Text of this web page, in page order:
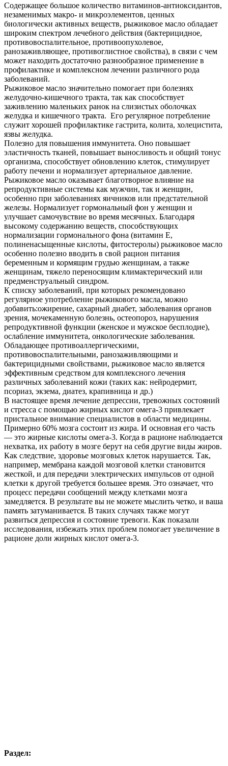
Содержащее большое количество витаминов-антиоксидантов,
незаменимых макро- и микроэлементов, ценных
биологически активных веществ, рыжиковое масло обладает
широким спектром лечебного действия (бактерицидное,
противовоспалительное, противоопухолевое,
ранозаживляющее, противоглистное свойства), в связи с чем
может находить достаточно разнообразное применение в
профилактике и комплексном лечении различного рода
заболеваний.
Рыжиковое масло значительно помогает при болезнях
желудочно-кишечного тракта, так как способствует
заживлению маленьких ранок на слизистых оболочках
желудка и кишечного тракта. Его регулярное потребление
служит хорошей профилактике гастрита, колита, холецистита,
язвы желудка.
Полезно для повышения иммунитета. Оно повышает
эластичность тканей, повышает выносливость и общий тонус
организма, способствует обновлению клеток, стимулирует
работу печени и нормализует артериальное давление.
Рыжиковое масло оказывает благотворное влияние на
репродуктивные системы как мужчин, так и женщин,
особенно при заболеваниях яичников или предстательной
железы. Нормализует гормональный фон у женщин и
улучшает самочувствие во время месячных. Благодаря
высокому содержанию веществ, способствующих
нормализации гормонального фона (витамин Е,
полиненасыщенные кислоты, фитостеролы) рыжиковое масло
особенно полезно вводить в свой рацион питания
беременным и кормящим грудью женщинам, а также
женщинам, тяжело переносящим климактерический или
предменструальный синдром.
К списку заболеваний, при которых рекомендовано
регулярное употребление рыжикового масла, можно
добавить:ожирение, сахарный диабет, заболевания органов
зрения, мочекаменную болезнь, остеопороз, нарушения
репродуктивной функции (женское и мужское бесплодие),
ослабление иммунитета, онкологические заболевания.
Обладающее противоаллергическими,
противовоспалительными, ранозаживляющими и
бактерицидными свойствами, рыжиковое масло является
эффективным средством для комплексного лечения
различных заболеваний кожи (таких как: нейродермит,
псориаз, экзема, диатез, крапивница и др.)
В настоящее время лечение депрессии, тревожных состояний
и стресса с помощью жирных кислот омега-3 привлекает
пристальное внимание специалистов в области медицины.
Примерно 60% мозга состоит из жира. И основная его часть
— это жирные кислоты омега-3. Когда в рационе наблюдается
нехватка, их работу в мозге берут на себя другие виды жиров.
Как следствие, здоровье мозговых клеток нарушается. Так,
например, мембрана каждой мозговой клетки становится
жесткой, и для передачи электрических импульсов от одной
клетки к другой требуется большее время. Это означает, что
процесс передачи сообщений между клетками мозга
замедляется. В результате вы не можете мыслить четко, и ваша
память затуманивается. В таких случаях также могут
развиться депрессия и состояние тревоги. Как показали
исследования, избежать этих проблем помогает увеличение в
рационе доли жирных кислот омега-3.
Раздел: